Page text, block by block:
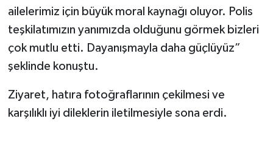
ailelerimiz için büyük moral kaynağı oluyor. Polis
teşkilatımızın yanımızda olduğunu görmek bizleri
çok mutlu etti. Dayanışmayla daha güçlüyüz”
şeklinde konuştu.
Ziyaret, hatıra fotoğraflarının çekilmesi ve
karşılıklı iyi dileklerin iletilmesiyle sona erdi.